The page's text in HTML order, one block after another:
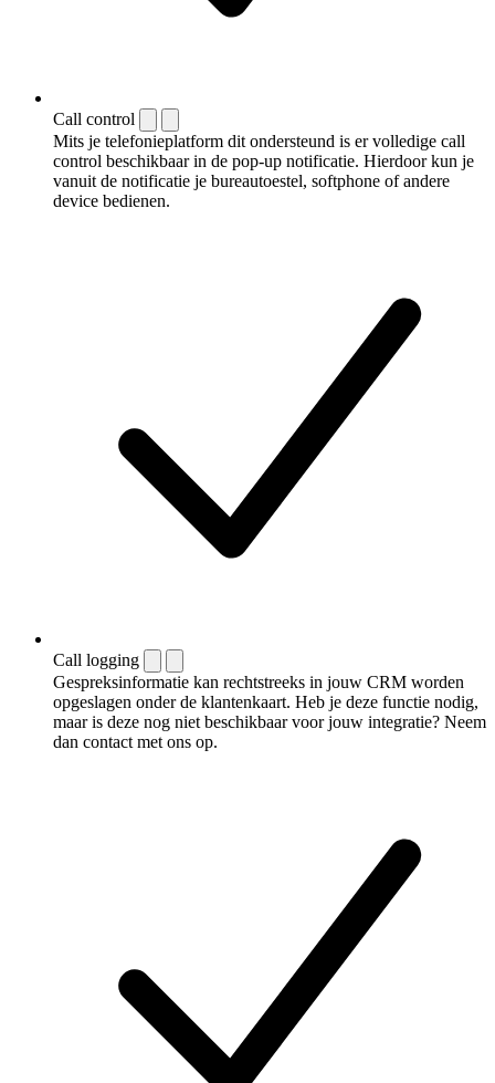
Call control
Mits je telefonieplatform dit ondersteund is er volledige call
control beschikbaar in de pop-up notificatie. Hierdoor kun je
vanuit de notificatie je bureautoestel, softphone of andere
device bedienen.
Call logging
Gespreksinformatie kan rechtstreeks in jouw CRM worden
opgeslagen onder de klantenkaart. Heb je deze functie nodig,
maar is deze nog niet beschikbaar voor jouw integratie? Neem
dan contact met ons op.